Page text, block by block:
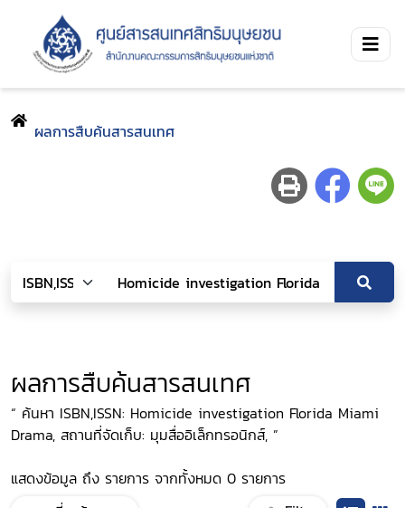
ผลการสืบค้นสารสนเทศ
ผลการสืบค้นสารสนเทศ
“ ค้นหา ISBN,ISSN: Homicide investigation Florida Miami
Drama, สถานที่จัดเก็บ: มุมสื่ออิเล็กทรอนิกส์, ”
แสดงข้อมูล ถึง รายการ จากทั้งหมด 0 รายการ